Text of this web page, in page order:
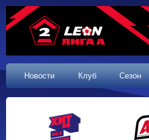
Новости Клуб Сезон